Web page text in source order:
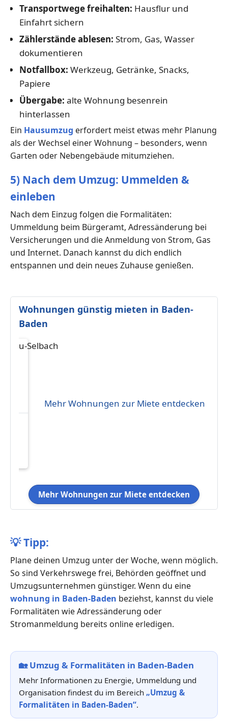
Transportwege freihalten: Hausflur und
Einfahrt sichern
Zählerstände ablesen: Strom, Gas, Wasser
dokumentieren
Notfallbox: Werkzeug, Getränke, Snacks,
Papiere
Übergabe: alte Wohnung besenrein
hinterlassen
Ein Hausumzug erfordert meist etwas mehr Planung
als der Wechsel einer Wohnung – besonders, wenn
Garten oder Nebengebäude mitumziehen.
5) Nach dem Umzug: Ummelden &
einleben
Nach dem Einzug folgen die Formalitäten:
Ummeldung beim Bürgeramt, Adressänderung bei
Versicherungen und die Anmeldung von Strom, Gas
und Internet. Danach kannst du dich endlich
entspannen und dein neues Zuhause genießen.
Wohnungen günstig mieten in Baden-
Baden
Mehr Wohnungen zur Miete entdecken
Mehr Wohnungen zur Miete entdecken
💡Tipp:
Plane deinen Umzug unter der Woche, wenn möglich.
So sind Verkehrswege frei, Behörden geöffnet und
Umzugsunternehmen günstiger. Wenn du eine
wohnung in Baden-Baden beziehst, kannst du viele
Formalitäten wie Adressänderung oder
Stromanmeldung bereits online erledigen.
🏡Umzug & Formalitäten in Baden-Baden
Mehr Informationen zu Energie, Ummeldung und
Organisation findest du im Bereich „Umzug &
Formalitäten in Baden-Baden“.